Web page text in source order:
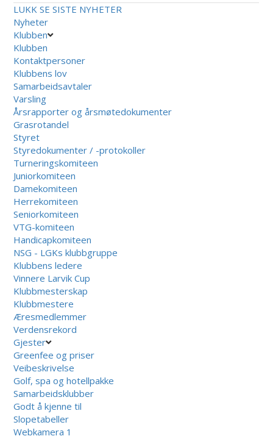
LUKK SE SISTE NYHETER
Nyheter
Klubben
Klubben
Kontaktpersoner
Klubbens lov
Samarbeidsavtaler
Varsling
Årsrapporter og årsmøtedokumenter
Grasrotandel
Styret
Styredokumenter / -protokoller
Turneringskomiteen
Juniorkomiteen
Damekomiteen
Herrekomiteen
Seniorkomiteen
VTG-komiteen
Handicapkomiteen
NSG - LGKs klubbgruppe
Klubbens ledere
Vinnere Larvik Cup
Klubbmesterskap
Klubbmestere
Æresmedlemmer
Verdensrekord
Gjester
Greenfee og priser
Veibeskrivelse
Golf, spa og hotellpakke
Samarbeidsklubber
Godt å kjenne til
Slopetabeller
Webkamera 1